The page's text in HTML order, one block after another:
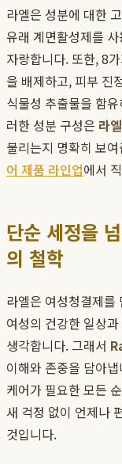
라엘은 성분에 대한
유래 계면활성제를
자랑합니다. 또한, 8
을 배제하고, 피부 진
식물성 추출물을 함
러한 성분 구성은 라엘
불리는지 명확히 보
어 제품 라인업에서
단순 세정을
의 철학
라엘은 여성청결제를
여성의 건강한 일상
생각합니다. 그래서
이해와 존중을 담아
케어가 필요한 모든
새 걱정 없이 언제나
것입니다.